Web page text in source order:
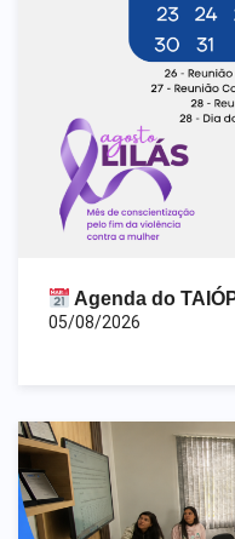
Agenda do
05/08/2026